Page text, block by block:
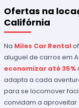
Ofertas na
Califórnia
Na Miles Car Rental
aluguel de carros em
economizar até 35%
adapta a cada
para se locomover
convidam a aproveitar